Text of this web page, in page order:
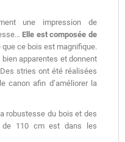
une impression de
Elle est composée de
ce bois est magnifique.
apparentes et donnent
stries ont été réalisées
canon afin d’améliorer la
robustesse du bois et des
de 110 cm est dans les